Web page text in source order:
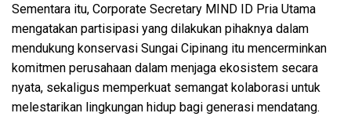
Sementara itu, Corporate Secretary MIND ID Pria Utama
mengatakan partisipasi yang dilakukan pihaknya dalam
mendukung konservasi Sungai Cipinang itu mencerminkan
komitmen perusahaan dalam menjaga ekosistem secara
nyata, sekaligus memperkuat semangat kolaborasi untuk
melestarikan lingkungan hidup bagi generasi mendatang.